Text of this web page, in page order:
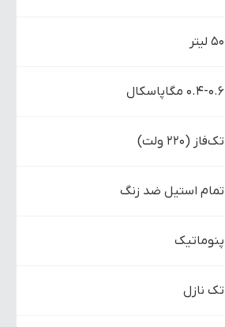
50 لیتر
0.4-0.6 مگاپاسکال
تک‌فاز (220 ولت)
تمام استیل ضد زنگ
پنوماتیک
تک نازل